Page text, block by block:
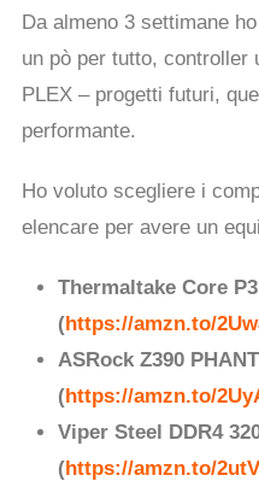
Da almeno 3 settimane
un pò per tutto, controller
PLEX – progetti futuri,
performante.
Ho voluto scegliere i
elencare per avere un
Thermaltake Core
(https://amzn.to/
ASRock Z390
(https://amzn.to/
Viper Steel DDR4
(https://amzn.to/